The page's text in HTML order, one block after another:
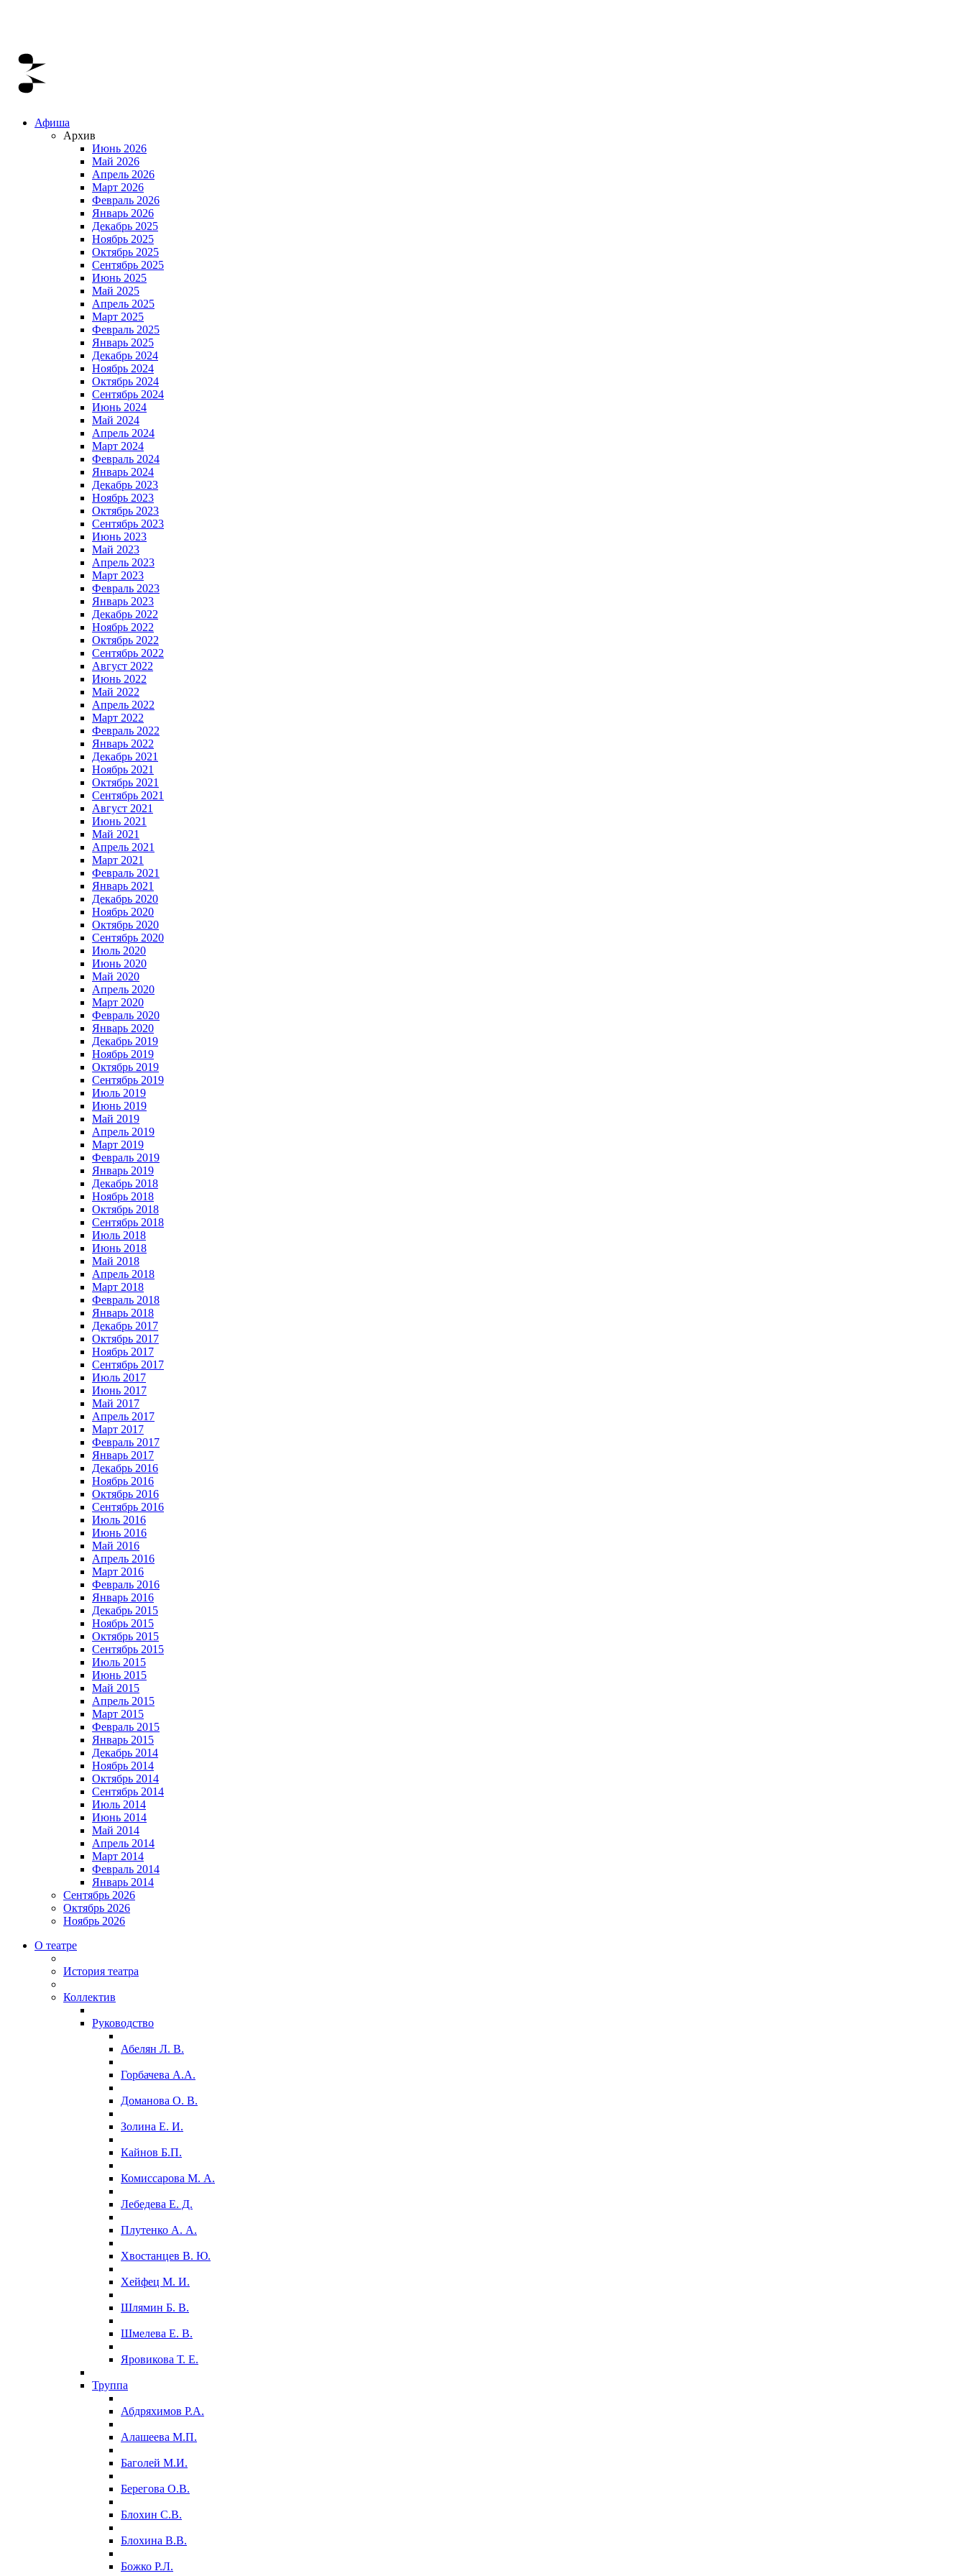
Афиша
Архив
Июнь 2026
Май 2026
Апрель 2026
Март 2026
Февраль 2026
Январь 2026
Декабрь 2025
Ноябрь 2025
Октябрь 2025
Сентябрь 2025
Июнь 2025
Май 2025
Апрель 2025
Март 2025
Февраль 2025
Январь 2025
Декабрь 2024
Ноябрь 2024
Октябрь 2024
Сентябрь 2024
Июнь 2024
Май 2024
Апрель 2024
Март 2024
Февраль 2024
Январь 2024
Декабрь 2023
Ноябрь 2023
Октябрь 2023
Сентябрь 2023
Июнь 2023
Май 2023
Апрель 2023
Март 2023
Февраль 2023
Январь 2023
Декабрь 2022
Ноябрь 2022
Октябрь 2022
Сентябрь 2022
Август 2022
Июнь 2022
Май 2022
Апрель 2022
Март 2022
Февраль 2022
Январь 2022
Декабрь 2021
Ноябрь 2021
Октябрь 2021
Сентябрь 2021
Август 2021
Июнь 2021
Май 2021
Апрель 2021
Март 2021
Февраль 2021
Январь 2021
Декабрь 2020
Ноябрь 2020
Октябрь 2020
Сентябрь 2020
Июль 2020
Июнь 2020
Май 2020
Апрель 2020
Март 2020
Февраль 2020
Январь 2020
Декабрь 2019
Ноябрь 2019
Октябрь 2019
Сентябрь 2019
Июль 2019
Июнь 2019
Май 2019
Апрель 2019
Март 2019
Февраль 2019
Январь 2019
Декабрь 2018
Ноябрь 2018
Октябрь 2018
Сентябрь 2018
Июль 2018
Июнь 2018
Май 2018
Апрель 2018
Март 2018
Февраль 2018
Январь 2018
Декабрь 2017
Октябрь 2017
Ноябрь 2017
Сентябрь 2017
Июль 2017
Июнь 2017
Май 2017
Апрель 2017
Март 2017
Февраль 2017
Январь 2017
Декабрь 2016
Ноябрь 2016
Октябрь 2016
Сентябрь 2016
Июль 2016
Июнь 2016
Май 2016
Апрель 2016
Март 2016
Февраль 2016
Январь 2016
Декабрь 2015
Ноябрь 2015
Октябрь 2015
Сентябрь 2015
Июль 2015
Июнь 2015
Май 2015
Апрель 2015
Март 2015
Февраль 2015
Январь 2015
Декабрь 2014
Ноябрь 2014
Октябрь 2014
Сентябрь 2014
Июль 2014
Июнь 2014
Май 2014
Апрель 2014
Март 2014
Февраль 2014
Январь 2014
Сентябрь 2026
Октябрь 2026
Ноябрь 2026
О театре
История театра
Коллектив
Руководство
Абелян Л. В.
Горбачева А.А.
Доманова О. В.
Золина Е. И.
Кайнов Б.П.
Комиссарова М. А.
Лебедева Е. Д.
Плутенко А. А.
Хвостанцев В. Ю.
Хейфец М. И.
Шлямин Б. В.
Шмелева Е. В.
Яровикова Т. Е.
Труппа
Абдряхимов Р.А.
Алашеева М.П.
Баголей М.И.
Берегова О.В.
Блохин С.В.
Блохина В.В.
Божко Р.Л.